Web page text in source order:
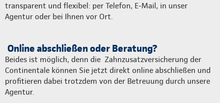
transparent und flexibel: per Telefon, E-Mail, in unser
Agentur oder bei Ihnen vor Ort.
Online abschließen oder Beratung?
Beides ist möglich, denn die Zahnzusatzversicherung der
Continentale können Sie jetzt direkt online abschließen und
profitieren dabei trotzdem von der Betreuung durch unsere
Agentur.